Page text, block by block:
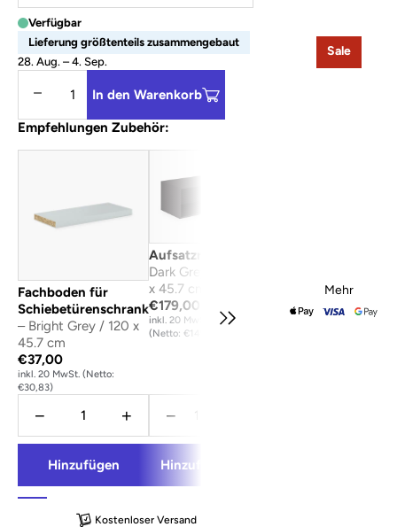
Sale
Mehr
Verfügbar
Lieferung größtenteils zusammengebaut
28. Aug. – 4. Sep.
Menge verringernMenge erhöhen
In den Warenkorb
Empfehlungen Zubehör:
Fachboden für
Schiebetürenschrank
– Bright Grey / 120 x
45.7 cm
€37,00
inkl. 20 MwSt. (Netto:
€30,83)
− +
Hinzufügen
Aufsatzregal
Dark Grey / 120
x 45.7 cm
€179,00
inkl. 20 MwSt.
(Netto: €149,16)
−
Hinzufügen
Schiebetürenschrank
Kostenloser Versand